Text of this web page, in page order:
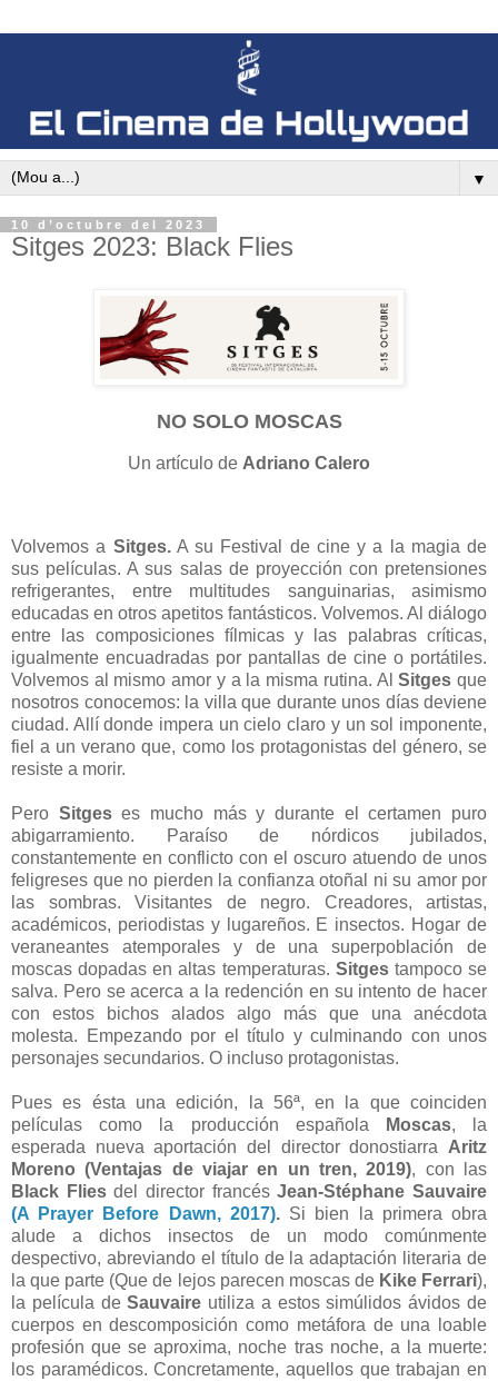
▼
10 d’octubre del 2023
Sitges 2023: Black Flies
NO SOLO MOSCAS
Un artículo de Adriano Calero
Volvemos a Sitges.A su Festival de cine y a la magia de
sus películas. A sus salas de proyección con pretensiones
refrigerantes, entre multitudes sanguinarias, asimismo
educadas en otros apetitos fantásticos. Volvemos. Al diálogo
entre las composiciones fílmicas y las palabras críticas,
igualmente encuadradas por pantallas de cine o portátiles.
Volvemos al mismo amor y a la misma rutina. AlSitges que
nosotros conocemos: la villa que durante unos días deviene
ciudad. Allí donde impera un cielo claro y un sol imponente,
fiel a un verano que, como los protagonistas del género, se
resiste a morir.
Pero Sitgeses mucho más y durante el certamen puro
abigarramiento. Paraíso de nórdicos jubilados,
constantemente en conflicto con el oscuro atuendo de unos
feligreses que no pierden la confianza otoñal ni su amor por
las sombras. Visitantes de negro. Creadores, artistas,
académicos, periodistas y lugareños. E insectos. Hogar de
veraneantes atemporales y de una superpoblación de
moscas dopadas en altas temperaturas. Sitgestampoco se
salva. Pero se acerca a la redención en su intento de hacer
con estos bichos alados algo más que una anécdota
molesta. Empezando por el título y culminando con unos
personajes secundarios. O incluso protagonistas.
Pues es ésta una edición, la 56ª, en la que coinciden
películas como la producción española
Moscas, la
esperada nueva aportación del director donostiarra Aritz
Moreno (Ventajas de viajar en un tren, 2019), con las
Black Fliesdel director francésJean-Stéphane Sauvaire
(A Prayer Before Dawn, 2017).Si bien la primera obra
alude a dichos insectos de un modo comúnmente
despectivo, abreviando el título de la adaptación literaria de
la que parte (Que de lejos parecen moscas de Kike Ferrari),
la película deSauvaire utiliza a estos simúlidos ávidos de
cuerpos en descomposición como metáfora de una loable
profesión que se aproxima, noche tras noche, a la muerte:
los paramédicos. Concretamente, aquellos que trabajan en